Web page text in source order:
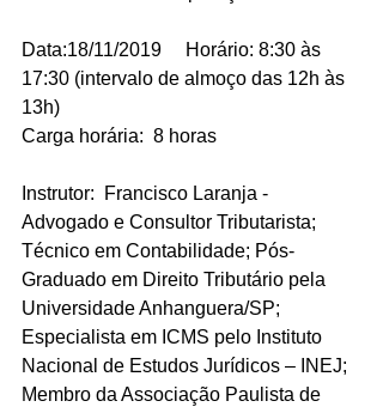
Data:18/11/2019     Horário: 8:30 às
17:30 (intervalo de almoço das 12h às
13h)
Carga horária:  8 horas
Instrutor:  Francisco Laranja -
Advogado e Consultor Tributarista;
Técnico em Contabilidade; Pós-
Graduado em Direito Tributário pela
Universidade Anhanguera/SP;
Especialista em ICMS pelo Instituto
Nacional de Estudos Jurídicos – INEJ;
Membro da Associação Paulista de